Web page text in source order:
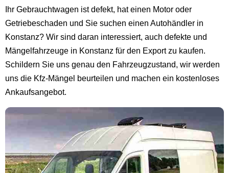
Ihr Gebrauchtwagen ist defekt, hat einen Motor oder
Getriebeschaden und Sie suchen einen Autohändler in
Konstanz? Wir sind daran interessiert, auch defekte und
Mängelfahrzeuge in Konstanz für den Export zu kaufen.
Schildern Sie uns genau den Fahrzeugzustand, wir werden
uns die Kfz-Mängel beurteilen und machen ein kostenloses
Ankaufsangebot.